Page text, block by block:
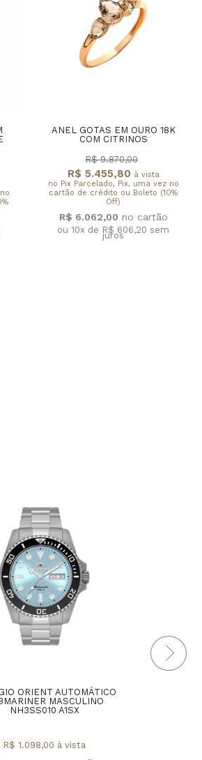
ANEL GOTAS EM OURO 18K
COM CITRINOS
R$ 5.455,80 à vista
no Pix Parcelado, Pix, uma vez no
cartão de crédito ou Boleto (10%
Off)
R$ 9.870,00
R$ 6.062,00
ou 10x de R$ 606,20 sem
juros
ORIENT AUTOMÁTICO
MASCULINO
NH3SS010 A1SX
R$ 1.098,00 à vista